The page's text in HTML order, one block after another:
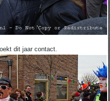
dit jaar contact.